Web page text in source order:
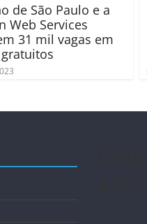
de São Paulo e a
Web Services
31 mil vagas em